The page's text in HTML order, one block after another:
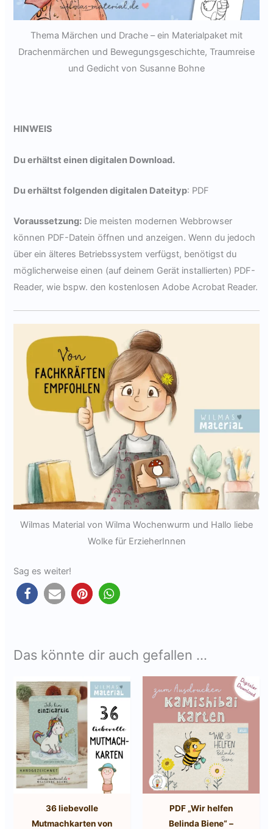
Thema Märchen und Drache – ein Materialpaket mit
Drachenmärchen und Bewegungsgeschichte, Traumreise
und Gedicht von Susanne Bohne
HINWEIS
Du erhältst einen digitalen Download.
Du erhältst folgenden digitalen Dateityp: PDF
Voraussetzung: Die meisten modernen Webbrowser
können PDF-Datein öffnen und anzeigen. Wenn du jedoch
über ein älteres Betriebssystem verfügst, benötigst du
möglicherweise einen (auf deinem Gerät installierten) PDF-
Reader, wie bspw. den kostenlosen Adobe Acrobat Reader.
Wilmas Material von Wilma Wochenwurm und Hallo liebe
Wolke für ErzieherInnen
Sag es weiter!
Das könnte dir auch gefallen …
36 liebevolle
Mutmachkarten von
PDF „Wir helfen
Belinda Biene“ –